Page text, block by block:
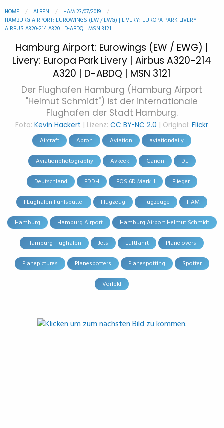
HOME ALBEN
HAM 23/07/2019
HAMBURG AIRPORT: EUROWINGS (EW / EWG) | LIVERY: EUROPA PARK LIVERY |
AIRBUS A320-214 A320 | D-ABDQ | MSN 3121
Hamburg Airport: Eurowings (EW / EWG) |
Livery: Europa Park Livery | Airbus A320-214
A320 | D-ABDQ | MSN 3121
Der Flughafen Hamburg (Hamburg Airport
"Helmut Schmidt") ist der internationale
Flughafen der Stadt Hamburg.
Foto: Kevin Hackert | Lizenz: CC BY-NC 2.0 | Original: Flickr
Aircraft Apron Aviation aviationdaily
Aviationphotography Avkeek Canon DE
Deutschland EDDH EOS 6D Mark II Flieger
FLughafen Fuhlsbüttel Flugzeug Flugzeuge HAM
Hamburg Hamburg Airport Hamburg Airport Helmut Schmidt
Hamburg Flughafen Jets Luftfahrt Planelovers
Planepictures Planespotters Planespotting Spotter
Vorfeld